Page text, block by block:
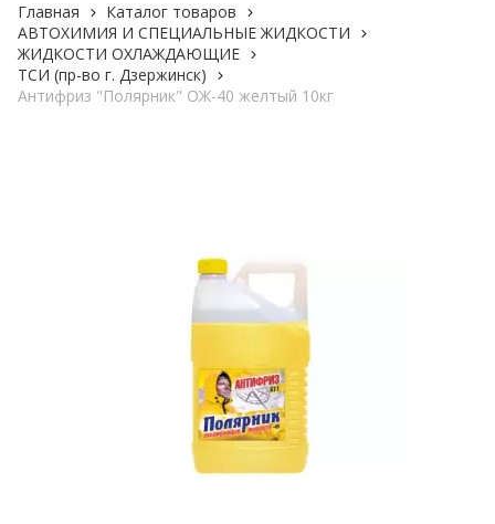
Главная
Каталог товаров
АВТОХИМИЯ И СПЕЦИАЛЬНЫЕ ЖИДКОСТИ
ЖИДКОСТИ ОХЛАЖДАЮЩИЕ
ТСИ (пр-во г. Дзержинск)
Антифриз "Полярник" ОЖ-40 желтый 10кг